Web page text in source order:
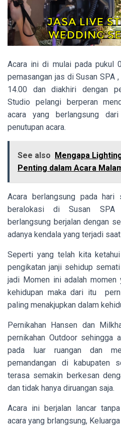
Acara ini di mulai pada pukul
pemasangan jas di Susan SPA
14.00 dan diakhiri dengan
Studio pelangi berperan
acara yang berlangsung
penutupan acara.
See also Mengapa
Penting dalam Acara
Acara berlangsung pada
beralokasi di Susan SPA
berlangsung berjalan dengan
adanya kendala yang terjadi
Seperti yang telah kita
pengikatan janji sehidup
jadi Momen ini adalah momen
kehidupan maka dari itu
paling menakjupkan dalam
Pernikahan Hansen dan
pernikahan Outdoor sehingga
pada luar ruangan dan
pemandangan di kabupaten
terasa semakin berkesan
dan tidak hanya diruangan saja.
Acara ini berjalan lancar
acara yang brlangsung,